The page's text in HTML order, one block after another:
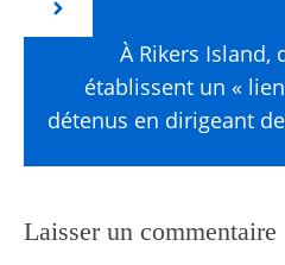
À Rikers Island,
établissent un «
détenus en dirigeant
Laisser un commentaire